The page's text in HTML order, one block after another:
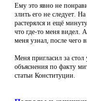
Ему это явно не
злить его не следует.
растерялся и ещё
что где-то меня видел.
меня узнал, после чего
Меня пригласил за
объяснения по факту
статьи Конституции.